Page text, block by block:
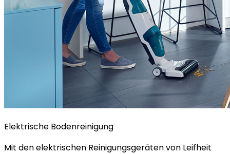
Elektrische Bodenreinigung
Mit den elektrischen Reinigungsgeräten von Leifheit